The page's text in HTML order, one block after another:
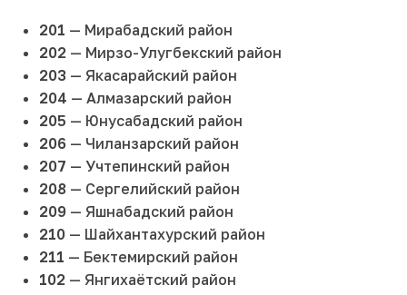
201 — Мирабадский район
202 — Мирзо-Улугбекский район
203 — Якасарайский район
204 — Алмазарский район
205 — Юнусабадский район
206 — Чиланзарский район
207 — Учтепинский район
208 — Сергелийский район
209 — Яшнабадский район
210 — Шайхантахурский район
211 — Бектемирский район
102 — Янгихаётский район